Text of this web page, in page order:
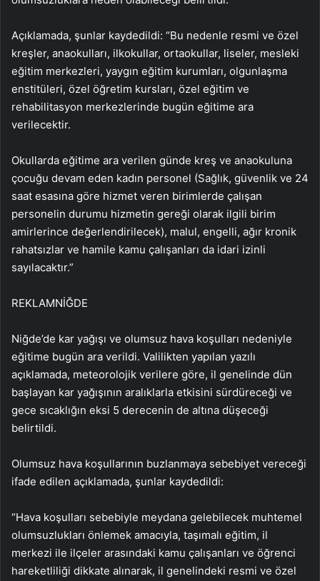
Açıklamada, şunlar kaydedildi: “Bu nedenle resmi ve özel
kreşler, anaokulları, ilkokullar, ortaokullar, liseler, mesleki
eğitim merkezleri, yaygın eğitim kurumları, olgunlaşma
enstitüleri, özel öğretim kursları, özel eğitim ve
rehabilitasyon merkezlerinde bugün eğitime ara
verilecektir.
Okullarda eğitime ara verilen günde kreş ve anaokuluna
çocuğu devam eden kadın personel (Sağlık, güvenlik ve 24
saat esasına göre hizmet veren birimlerde çalışan
personelin durumu hizmetin gereği olarak ilgili birim
amirlerince değerlendirilecek), malul, engelli, ağır kronik
rahatsızlar ve hamile kamu çalışanları da idari izinli
sayılacaktır.”
REKLAMNİĞDE
Niğde’de kar yağışı ve olumsuz hava koşulları nedeniyle
eğitime bugün ara verildi. Valilikten yapılan yazılı
açıklamada, meteorolojik verilere göre, il genelinde dün
başlayan kar yağışının aralıklarla etkisini sürdüreceği ve
gece sıcaklığın eksi 5 derecenin de altına düşeceği
belirtildi.
Olumsuz hava koşullarının buzlanmaya sebebiyet vereceği
ifade edilen açıklamada, şunlar kaydedildi:
“Hava koşulları sebebiyle meydana gelebilecek muhtemel
olumsuzlukları önlemek amacıyla, taşımalı eğitim, il
merkezi ile ilçeler arasındaki kamu çalışanları ve öğrenci
hareketliliği dikkate alınarak, il genelindeki resmi ve özel